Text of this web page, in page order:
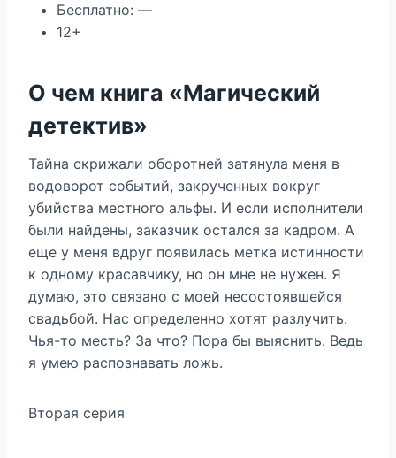
Бесплатно: —
12+
О чем книга «Магический
детектив»
Тайна скрижали оборотней затянула меня в
водоворот событий, закрученных вокруг
убийства местного альфы. И если исполнители
были найдены, заказчик остался за кадром. А
еще у меня вдруг появилась метка истинности
к одному красавчику, но он мне не нужен. Я
думаю, это связано с моей несостоявшейся
свадьбой. Нас определенно хотят разлучить.
Чья-то месть? За что? Пора бы выяснить. Ведь
я умею распознавать ложь.
Вторая серия